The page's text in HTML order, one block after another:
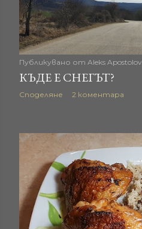
Публикувано от Aleks Apostolov
КЪДЕ Е СНЕГЪТ?
Споделяне 2 коментара